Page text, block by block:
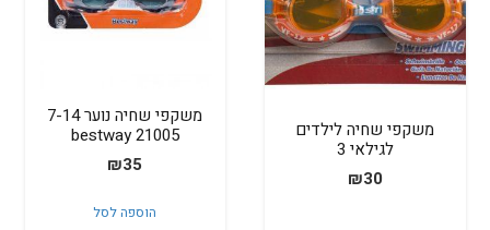
משקפי שחיה לילדים
לגילאי 3
₪30
משקפי שחיה נוער 7-14
bestway 21005
₪35
הוספה לסל